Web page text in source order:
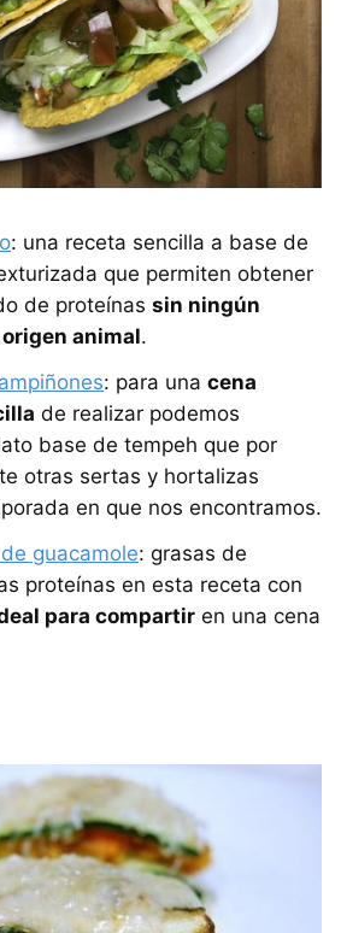
: una receta sencilla a base de
que permiten obtener
de proteínas sin ningún
animal.
: para una cena
de realizar podemos
base de tempeh que por
otras sertas y hortalizas
en que nos encontramos.
guacamole: grasas de
proteínas en esta receta con
para compartir en una cena